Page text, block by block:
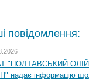
повідомлення:
"ПОЛТАВСЬКИЙ
надає інформацію